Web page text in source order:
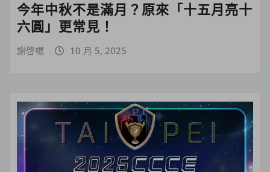
今年中秋不是滿月？原來「十五月亮十
六圓」更常見！
謝啓楊 10 月 5, 2025